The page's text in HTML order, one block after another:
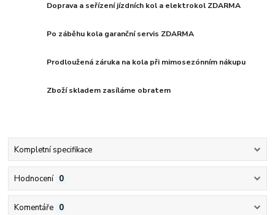
Doprava a seřízení jízdních kol a elektrokol ZDARMA
Po záběhu kola garanční servis ZDARMA
Prodloužená záruka na kola při mimosezónním nákupu
Zboží skladem zasíláme obratem
Kompletní specifikace
Hodnocení 0
Komentáře 0